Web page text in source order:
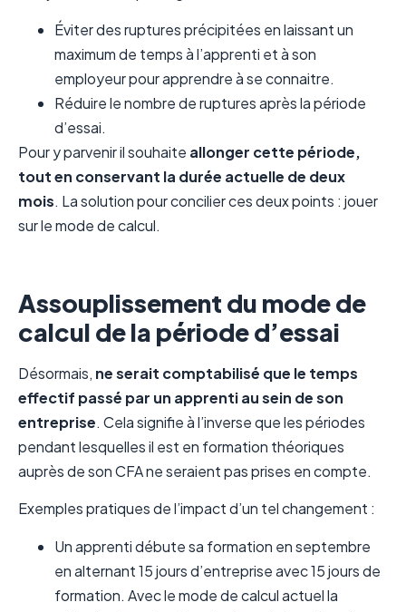
Éviter des ruptures précipitées en laissant un
maximum de temps à l’apprenti et à son
employeur pour apprendre à se connaitre.
Réduire le nombre de ruptures après la période
d’essai.
Pour y parvenir il souhaite allonger cette période,
tout en conservant la durée actuelle de deux
mois. La solution pour concilier ces deux points : jouer
sur le mode de calcul.
Assouplissement du mode de
calcul de la période d’essai
Désormais, ne serait comptabilisé que le temps
effectif passé par un apprenti au sein de son
entreprise. Cela signifie à l’inverse que les périodes
pendant lesquelles il est en formation théoriques
auprès de son CFA ne seraient pas prises en compte.
Exemples pratiques de l’impact d’un tel changement :
Un apprenti débute sa formation en septembre
en alternant 15 jours d’entreprise avec 15 jours de
formation. Avec le mode de calcul actuel la